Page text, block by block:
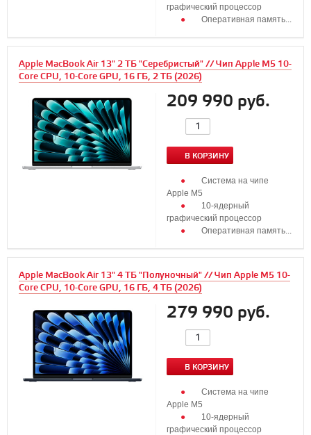
графический процессор
Оперативная память...
Apple MacBook Air 13" 2 ТБ "Серебристый" // Чип Apple M5 10-
Core CPU, 10-Core GPU, 16 ГБ, 2 ТБ (2026)
209 990 руб.
В КОРЗИНУ
Система на чипе
Apple M5
10‑ядерный
графический процессор
Оперативная память...
Apple MacBook Air 13" 4 ТБ "Полуночный" // Чип Apple M5 10-
Core CPU, 10-Core GPU, 16 ГБ, 4 ТБ (2026)
279 990 руб.
В КОРЗИНУ
Система на чипе
Apple M5
10‑ядерный
графический процессор